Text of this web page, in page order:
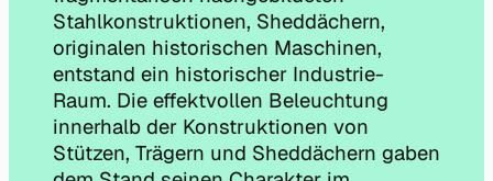
Stahlkonstruktionen, Sheddächern,
originalen historischen Maschinen,
entstand ein historischer Industrie-
Raum. Die effektvollen Beleuchtung
innerhalb der Konstruktionen von
Stützen, Trägern und Sheddächern gaben